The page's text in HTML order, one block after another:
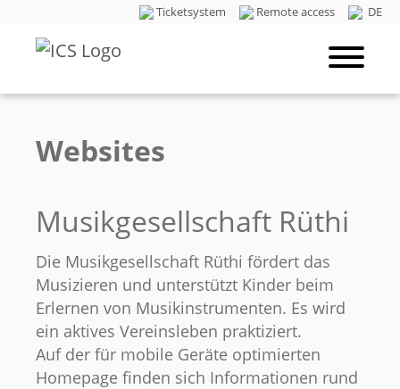
Ticketsystem Remote access DE
Websites
Musikgesellschaft Rüthi
Die Musikgesellschaft Rüthi fördert das
Musizieren und unterstützt Kinder beim
Erlernen von Musikinstrumenten. Es wird
ein aktives Vereinsleben praktiziert.
Auf der für mobile Geräte optimierten
Homepage finden sich Informationen rund